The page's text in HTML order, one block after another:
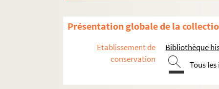
Présentation globale de la
Etablissement de
conservation
Bibliothèque
Tous
Carrés 943 à 962. 15eet 16earrondissements
4-EPF-012-1778-053. Plan de Paris
Carré 943